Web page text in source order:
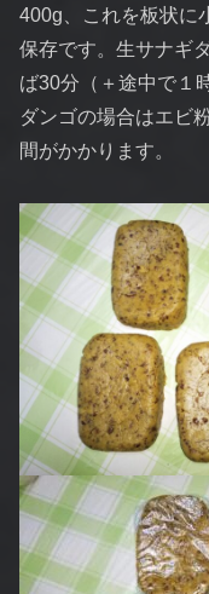
400g、これを板状に
保存です。生サナギ
ば30分（＋途中で１
ダンゴの場合はエビ
間がかかります。